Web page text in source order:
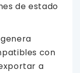
de estado
con
a